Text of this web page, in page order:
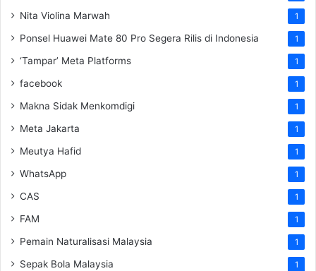
Nita Violina Marwah 1
Ponsel Huawei Mate 80 Pro Segera Rilis di Indonesia 1
‘Tampar’ Meta Platforms 1
facebook 1
Makna Sidak Menkomdigi 1
Meta Jakarta 1
Meutya Hafid 1
WhatsApp 1
CAS 1
FAM 1
Pemain Naturalisasi Malaysia 1
Sepak Bola Malaysia 1